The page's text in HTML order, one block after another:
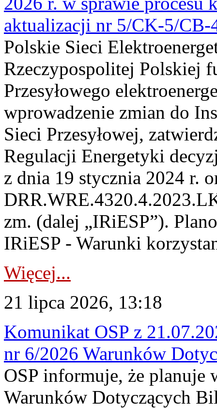
aktualizacji nr 5/CK-5/CB-
Polskie Sieci
Rzeczypospolitej Polskiej
Przesyłowego
wprowadzenie zmian do
Sieci Przesyłowej,
Regulacji Energetyki
z dnia 19 stycznia 2024 r.
zm. (dalej „IRiESP”).
IRiESP - Warunki
Więcej...
21 lipca 2026, 13:18
Komunikat OSP z
nr 6/2026 Warunków
OSP informuje, że planuje
Warunków Dotyczących